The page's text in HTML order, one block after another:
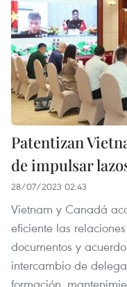
Patentizan
de impulsar
28/07/2023 02:43
Vietnam y Canadá
eficiente las
documentos y
intercambio de